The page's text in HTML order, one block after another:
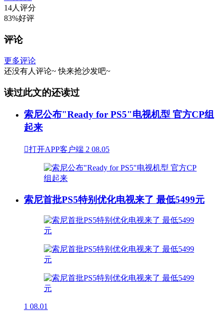
14人评分
83%好评
评论
更多评论
还没有人评论~ 快来抢沙发吧~
读过此文的还读过
索尼公布"Ready for PS5"电视机型 官方CP组
起来
打开APP客户端 2 08.05
索尼首批PS5特别优化电视来了 最低5499元
1 08.01